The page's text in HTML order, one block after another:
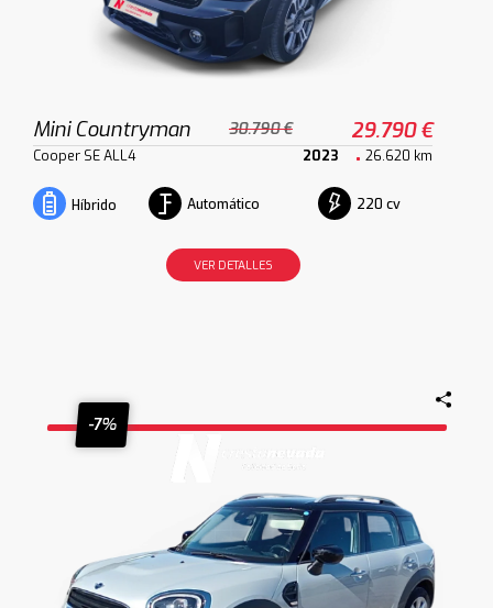
Mini Countryman 30.790 € 29.790 €
Cooper SE ALL4 2023 26.620 km
Híbrido Automático 220 cv
VER DETALLES
-7%